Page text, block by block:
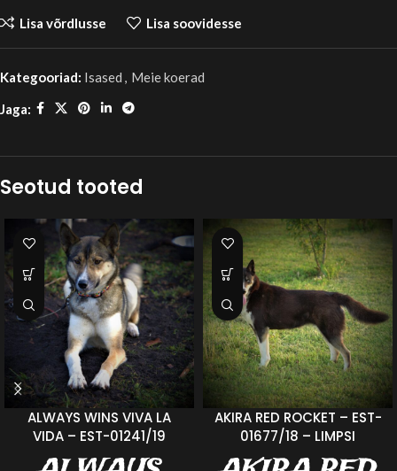
Lisa võrdlusse Lisa soovidesse
Kategooriad: Isased , Meie koerad
Jaga:
Seotud tooted
ALWAYS WINS VIVA LA
VIDA – EST-01241/19
AKIRA RED ROCKET – EST-
01677/18 – LIMPSI